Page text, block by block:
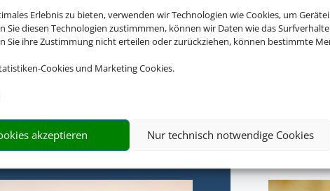
Erlebnis zu bieten, verwenden wir Technologien wie Cookies, um
Sie diesen Technologien zustimmmen, können wir Daten wie das
Sie ihre Zustimmung nicht erteilen oder zurückziehen, können bestimmte
Cookies und Marketing Cookies.
akzeptieren Nur technisch notwendige Cookies